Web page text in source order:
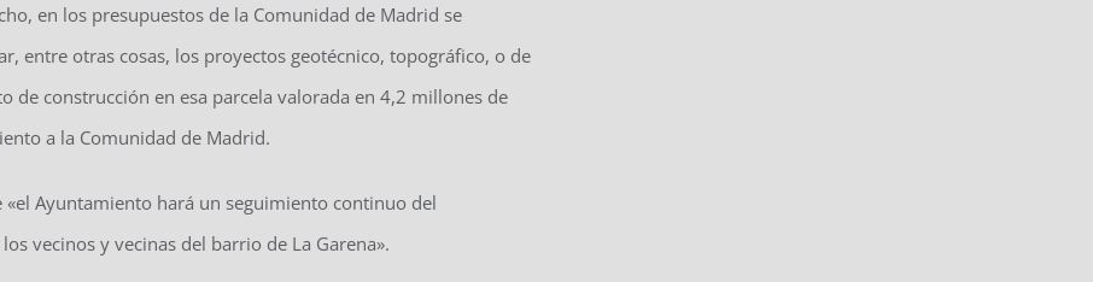
en los presupuestos de la Comunidad de Madrid se
entre otras cosas, los proyectos geotécnico, topográfico, o de
de construcción en esa parcela valorada en 4,2 millones de
a la Comunidad de Madrid.
Ayuntamiento hará un seguimiento continuo del
vecinos y vecinas del barrio de La Garena».